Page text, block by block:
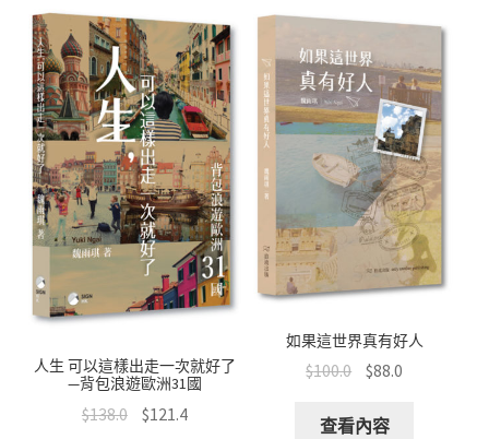
網上書店
無紙書
文創
聯絡我們+郵費
海外訂購書籍
登入
人生 可以這樣出走一次就好了
—背包浪遊歐洲31國
$138.0 $121.4
如果這世界真有好人
$100.0 $88.0
查看內容